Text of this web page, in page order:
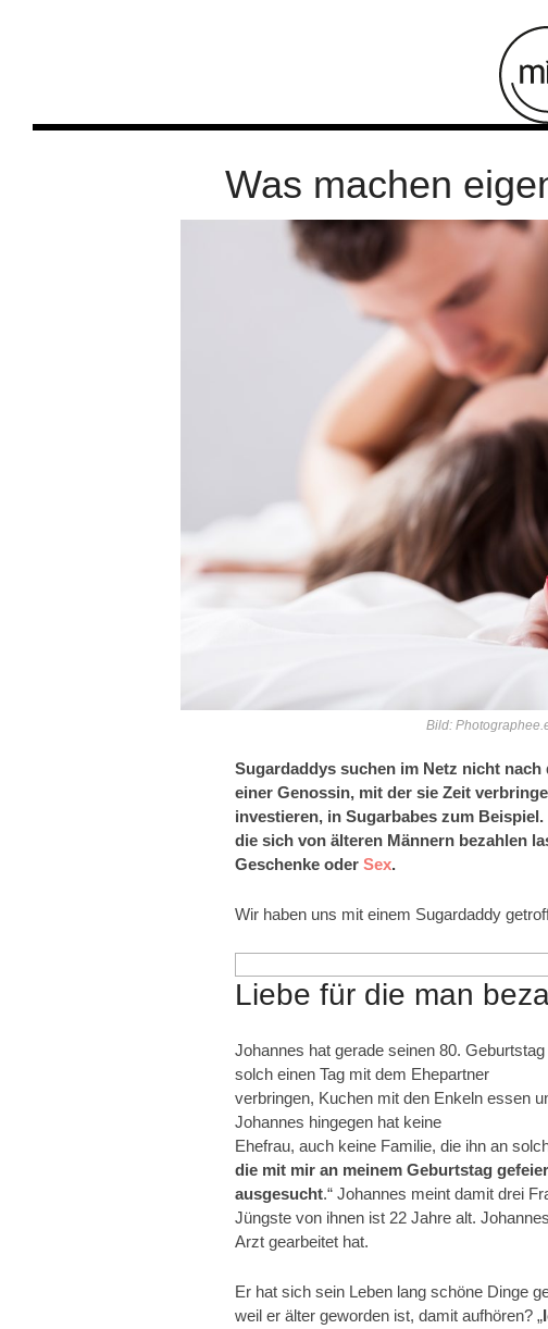
Was machen
Bild:
Sugardaddys suchen im Netz nicht nach
einer Genossin, mit der sie Zeit
investieren, in Sugarbabes zum
die sich von älteren Männern bezahlen
Geschenke oder Sex.
Wir haben uns mit einem Sugardaddy
Liebe für die man
Johannes hat gerade seinen 80.
solch einen Tag mit dem Ehepartner
verbringen, Kuchen mit den Enkeln essen
Johannes hingegen hat keine
Ehefrau, auch keine Familie, die ihn an
die mit mir an meinem Geburtstag
ausgesucht.“ Johannes meint damit drei
Jüngste von ihnen ist 22 Jahre alt.
Arzt gearbeitet hat.
Er hat sich sein Leben lang schöne Dinge
weil er älter geworden ist, damit aufhören? „